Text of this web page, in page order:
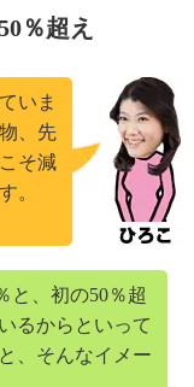
％超え
いま
、先
そ減
。
と、初の50％超
るからといって
、そんなイメー